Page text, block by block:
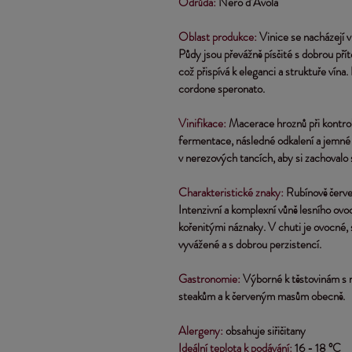
Oblast produkce: Vinice se nacházejí
Půdy jsou převážně písčité s dobrou
což přispívá k eleganci a struktuře
cordone speronato.
Vinifikace: Macerace hroznů při
fermentace, následné odkalení a
v nerezových tancích, aby si
Charakteristické znaky: Rubínově
Intenzivní a komplexní vůně lesního
kořenitými náznaky. V chuti je
vyvážené a s dobrou perzistencí.
Gastronomie: Výborné k těstovinám s
steakům a k červeným masům obecně.
Alergeny: obsahuje siřičitany
Ideální teplota k podávání: 16 - 18 °C